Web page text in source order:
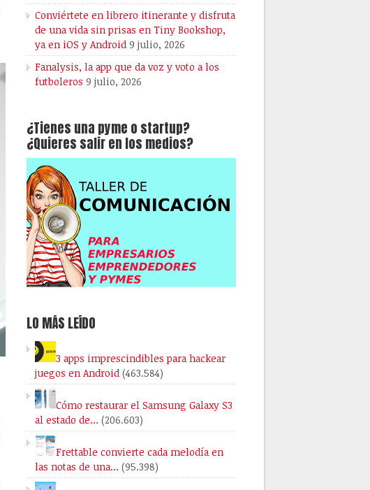
Conviértete en librero itinerante y disfruta
de una vida sin prisas en Tiny Bookshop,
ya en iOS y Android 9 julio, 2026
Fanalysis, la app que da voz y voto a los
futboleros 9 julio, 2026
¿Tienes una pyme o startup?
¿Quieres salir en los medios?
LO MÁS LEÍDO
3 apps imprescindibles para hackear
juegos en Android (463.584)
Cómo restaurar el Samsung Galaxy S3
al estado de… (206.603)
Frettable convierte cada melodía en
las notas de una… (95.398)